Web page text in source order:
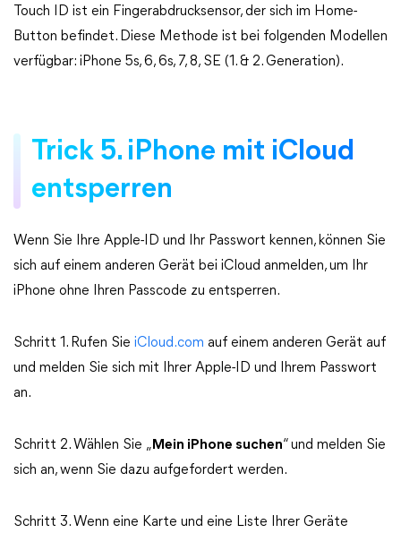
Touch ID ist ein Fingerabdrucksensor, der sich im Home-
Button befindet. Diese Methode ist bei folgenden Modellen
verfügbar: iPhone 5s, 6, 6s, 7, 8, SE (1. & 2. Generation).
Trick 5. iPhone mit iCloud
entsperren
Wenn Sie Ihre Apple-ID und Ihr Passwort kennen, können Sie
sich auf einem anderen Gerät bei iCloud anmelden, um Ihr
iPhone ohne Ihren Passcode zu entsperren.
Schritt 1. Rufen Sie iCloud.com auf einem anderen Gerät auf
und melden Sie sich mit Ihrer Apple-ID und Ihrem Passwort
an.
Schritt 2. Wählen Sie „ Mein iPhone suchen“ und melden Sie
sich an, wenn Sie dazu aufgefordert werden.
Schritt 3. Wenn eine Karte und eine Liste Ihrer Geräte